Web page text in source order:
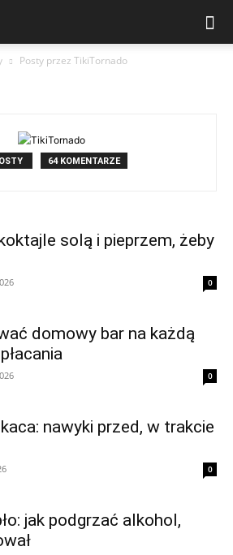
Posty przez TikiTornado
64 KOMENTARZE
solą i pieprzem, żeby
0
domowy bar na każdą
0
nawyki przed, w trakcie
0
jak podgrzać alkohol,